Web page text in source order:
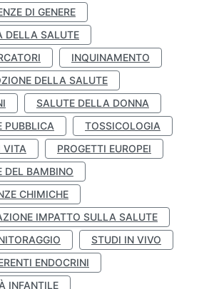
DI GENERE
DELLA SALUTE
INQUINAMENTO
DELLA SALUTE
SALUTE DELLA DONNA
PUBBLICA
TOSSICOLOGIA
VITA
PROGETTI EUROPEI
DEL BAMBINO
CHIMICHE
IMPATTO SULLA SALUTE
STUDI IN VIVO
ENDOCRINI
INFANTILE